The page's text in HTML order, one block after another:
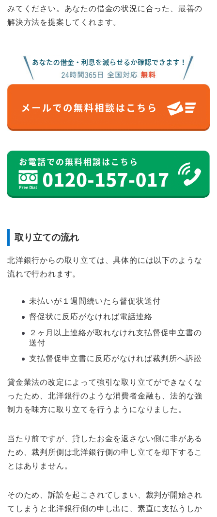
みてください。あなたの借金の状況に合った、最善の
解決方法を提案してくれます。
取り立ての流れ
北洋銀行からの取り立ては、具体的には以下のような
流れで行われます。
未払いが１週間続いたら督促状送付
督促状に反応がなければ電話連絡
２ヶ月以上連絡が取れなけれ支払督促申立書の
送付
支払督促申立書に反応がなければ裁判所へ訴訟
貸金業法の改定によって強引な取り立てができなくな
ったため、北洋銀行のような消費者金融も、法的な強
制力を味方に取り立てを行うようになりました。
当たり前ですが、貸したお金を返さない側に非がある
ため、裁判所側は北洋銀行側の申し立てを却下するこ
とはありません。
そのため、訴訟を起こされてしまい、裁判が開始され
てしまうと北洋銀行側の申し出に、素直に支払うしか